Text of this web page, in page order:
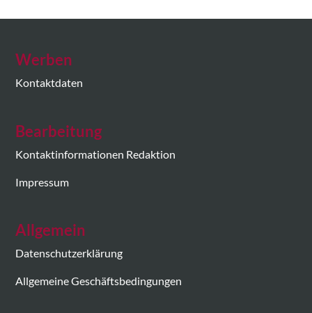
Werben
Kontaktdaten
Bearbeitung
Kontaktinformationen Redaktion
Impressum
Allgemein
Datenschutzerklärung
Allgemeine Geschäftsbedingungen